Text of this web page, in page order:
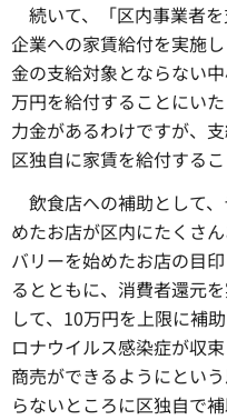
続いて、「区内事業者
企業への家賃給付を実施
金の支給対象とならない
万円を給付することにい
力金があるわけですが、
区独自に家賃を給付するこ
飲食店への補助として
めたお店が区内にたくさ
バリーを始めたお店の目
るとともに、消費者還元
して、10万円を上限に補
ロナウイルス感染症が収
商売ができるようにとい
らないところに区独自で